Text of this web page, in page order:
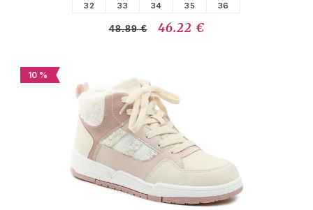
32 33 34 35 36
48.89 € 46.22 €
10 %